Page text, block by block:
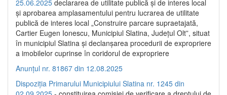
25.06.2025 declararea de utilitate publică și de interes local
și aprobarea amplasamentului pentru lucrarea de utilitate
publică de interes local „Construire parcare supraetajată,
Cartier Eugen Ionescu, Municipiul Slatina, Județul Olt”, situat
în municipiul Slatina și declanșarea procedurii de expropriere
a imobilelor cuprinse în coridorul de expropriere
Anunțul nr. 81867 din 12.08.2025
Dispoziția Primarului Municipiului Slatina nr. 1245 din